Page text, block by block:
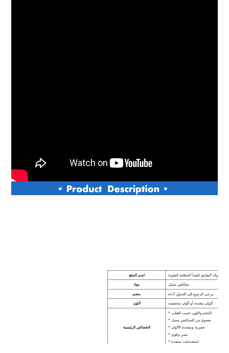
اسم المنتج الفولاذ المقاوم للصدأ المغلفة الملونة
مواد ستانلس ستيل
بحجم يرجى الرجوع إلى الجدول أدناه
اللون ألوان متعددة أو ألوان مخصصة
الخصائص الرئيسية
* الحجم واللون حسب الطلب
* مصنوع من الستانلس ستيل
* عصرية ومتعددة الألوان
* متين وقوي
* استخدامات متعددة